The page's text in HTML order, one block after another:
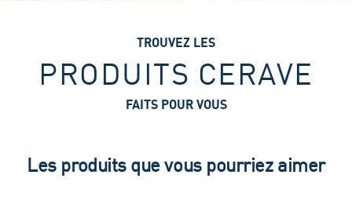
TROUVEZ LES
PRODUITS CERAVE
FAITS POUR VOUS
Les produits que vous pourriez aimer